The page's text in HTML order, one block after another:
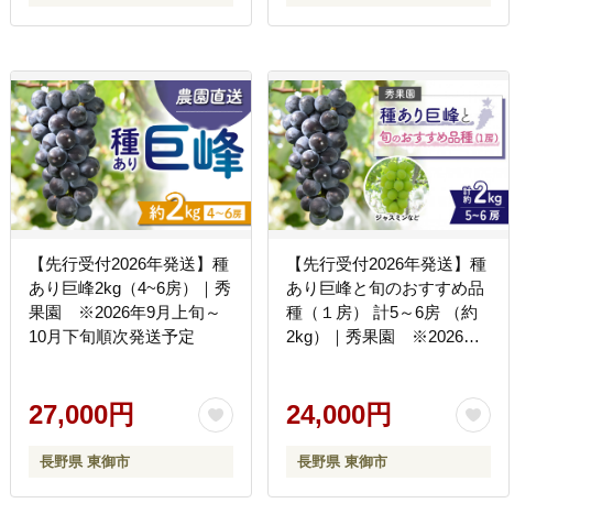
【先行受付2026年発送】種
あり巨峰2kg（4~6房）｜秀
果園 ※2026年9月上旬～
10月下旬順次発送予定
27,000円
長野県 東御市
【先行受付2026年発送】種
あり巨峰と旬のおすすめ品
種（１房） 計5～6房 （約
2kg）｜秀果園 ※2026年9
24,000円
長野県 東御市